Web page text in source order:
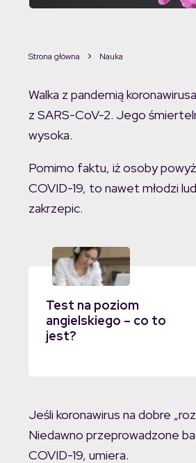
Strona główna Nauka
Walka z pandemią
z SARS-CoV-2. Jego
wysoka.
Pomimo faktu, iż osoby
COVID-19, to nawet młodzi
zakrzepic.
Test na poziom
angielskiego – co to
jest?
Jeśli koronawirus na dobre
Niedawno przeprowadzone
COVID-19, umiera.